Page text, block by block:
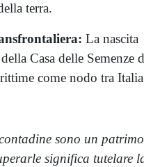
terra.
La nascita
Casa delle Semenze
come nodo tra
sono un
significa tutelare